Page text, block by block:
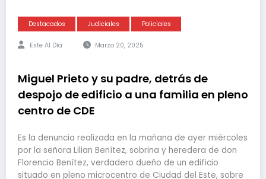
Destacados Judiciales Policiales
Este Al Día Marzo 20, 2025
Miguel Prieto y su padre, detrás de
despojo de edificio a una familia en pleno
centro de CDE
Es la denuncia realizada en la mañana de ayer miércoles
por la señora Lilian Benítez, sobrina y heredera de don
Florencio Benítez, verdadero dueño de un edificio
situado en pleno microcentro de Ciudad del Este, sobre